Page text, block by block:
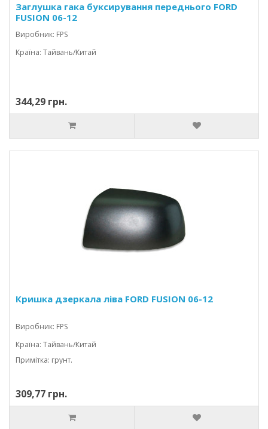
Заглушка гака буксирування переднього FORD
FUSION 06-12
Виробник: FPS
Країна: Тайвань/Китай
344,29 грн.
Кришка дзеркала ліва FORD FUSION 06-12
Виробник: FPS
Країна: Тайвань/Китай
Примітка: грунт.
309,77 грн.